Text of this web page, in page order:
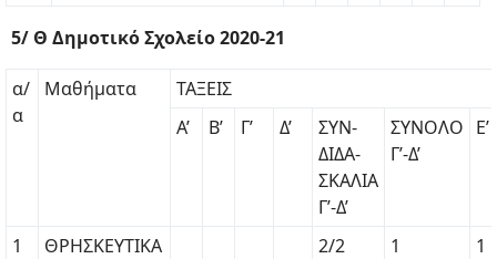
5/ Θ Δημοτικό Σχολείο 2020-21
α/
α
Μαθήματα
ΤΑΞΕΙΣ
Α’
Β’ Γ’ Δ’
ΣΥΝ-
ΔΙΔΑ-
ΣΚΑΛΙΑ
Γ’-Δ’
ΣΥΝΟΛΟ
Γ’-Δ’
Ε’
1 ΘΡΗΣΚΕΥΤΙΚΑ 2/2 1
1